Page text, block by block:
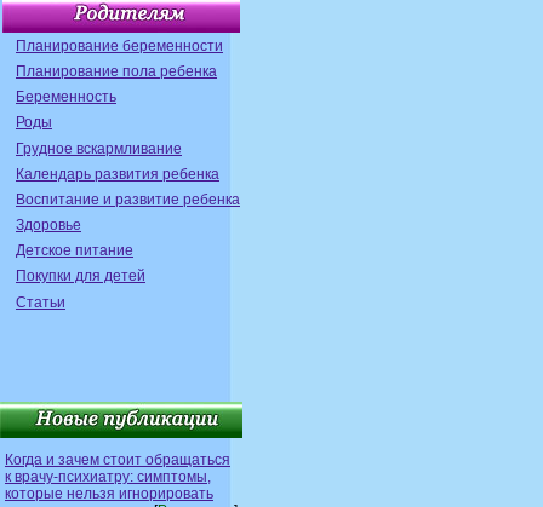
Планирование беременности
Планирование пола ребенка
Беременность
Роды
Грудное вскармливание
Календарь развития ребенка
Воспитание и развитие ребенка
Здоровье
Детское питание
Покупки для детей
Статьи
Когда и зачем стоит обращаться
к врачу-психиатру: симптомы,
которые нельзя игнорировать